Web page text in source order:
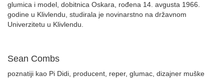
glumica i model, dobitnica Oskara, rođena 14. avgusta 1966.
godine u Klivlendu, studirala je novinarstno na državnom
Univerzitetu u Klivlendu.
Sean Combs
poznatiji kao Pi Didi, producent, reper, glumac, dizajner muške